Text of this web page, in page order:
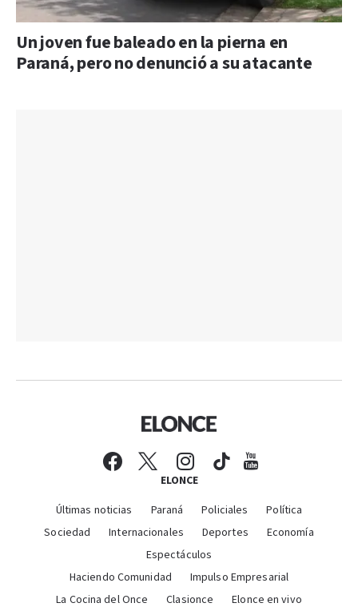
Un joven fue baleado en la pierna en
Paraná, pero no denunció a su atacante
ELONCE
Últimas noticias Paraná Policiales
Política
Sociedad
Internacionales Deportes
Economía
Espectáculos
Haciendo Comunidad
Impulso Empresarial
La Cocina del Once
Clasionce Elonce en vivo